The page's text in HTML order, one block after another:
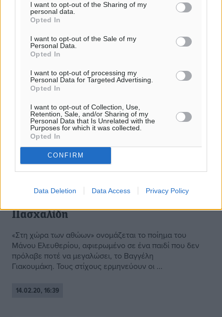
I want to opt-out of the Sharing of my
personal data.
Opted In
I want to opt-out of the Sale of my
Personal Data.
Opted In
I want to opt-out of processing my
Personal Data for Targeted Advertising.
Opted In
I want to opt-out of Collection, Use,
Retention, Sale, and/or Sharing of my
Personal Data that Is Unrelated with the
Purposes for which it was collected.
Opted In
CONFIRM
Data Deletion Data Access Privacy Policy
“Στη χώρα των αθώων»-Ένα τραγούδι
για τον Βαγγέλη Γιακουμάκη από
Πασχαλίδη
«Στη χώρα των αθώων» ονομάζεται το ποίημα του
Μάνου Ελευθερίου, αφιερωμένο σε ένα παιδί που δεν
πρόλαβε ποτέ να μεγαλώσει, το Βαγγέλη
Γιακουμάκη. Τους στίχους ερμηνεύουν οι ...
14.02.20, 16:39